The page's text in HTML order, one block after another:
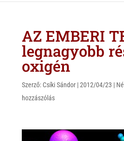
AZ EMBERI
legnagyobb
oxigén
Szerző: Csíki Sándor|2012/04/23 |
hozzászólás